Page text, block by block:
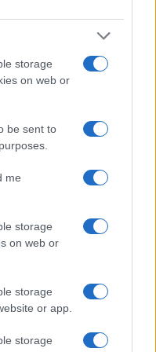
storage
on web or
be sent to
me
storage
on web or
storage
or app.
storage
se tornar um produto
com diabetes.
de US $ 1,73 bilhão,
US $ 4 por ação),
qualquer tipo de
o ajudará a
de estoque de um
US $ 5,56 por ação.
short-squeezed,
( 19,2% do float
para a Senseonics se